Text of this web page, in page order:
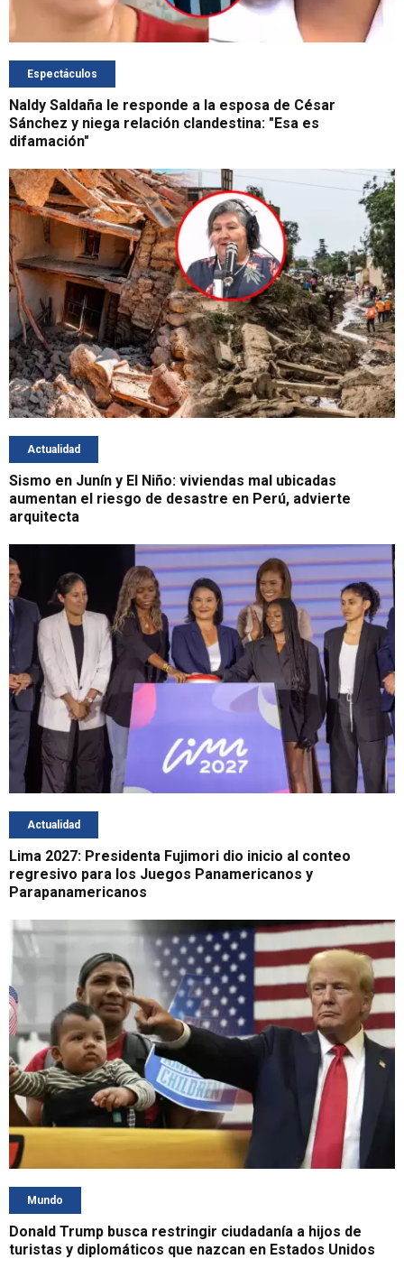
Espectáculos
Naldy Saldaña le responde a la esposa de César
Sánchez y niega relación clandestina: "Esa es
difamación"
Actualidad
Sismo en Junín y El Niño: viviendas mal ubicadas
aumentan el riesgo de desastre en Perú, advierte
arquitecta
Actualidad
Lima 2027: Presidenta Fujimori dio inicio al conteo
regresivo para los Juegos Panamericanos y
Parapanamericanos
Mundo
Donald Trump busca restringir ciudadanía a hijos de
turistas y diplomáticos que nazcan en Estados Unidos